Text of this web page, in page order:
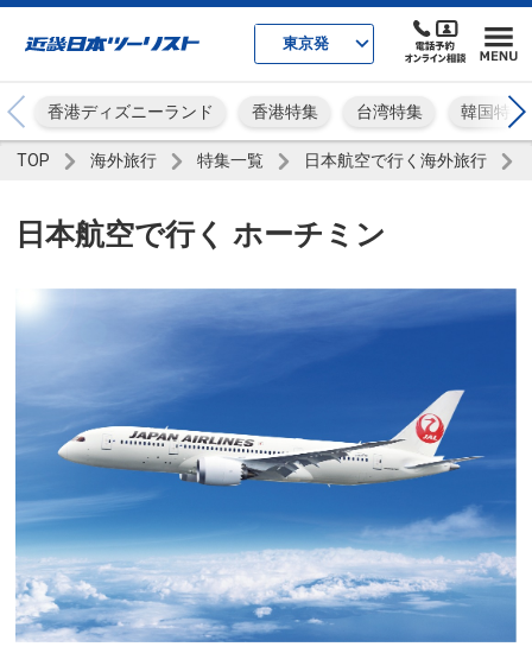
東京発
香港ディズニーランド 香港特集 台湾特集 韓国特集
TOP 海外旅行 特集一覧 日本航空で行く海外旅行
日本航空で行く ホーチミン